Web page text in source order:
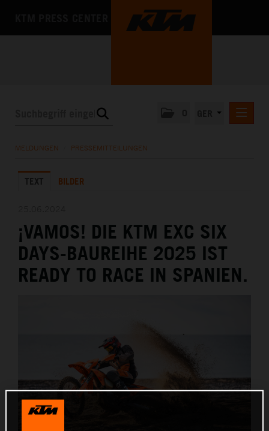
MEDIA
MELDUNGEN PRESSEMITTEILUNGEN
TEXT BILDER
¡VAMOS! DIE KTM EXC SIX
DAYS-BAUREIHE 2025 IST
READY TO RACE IN SPANIEN.